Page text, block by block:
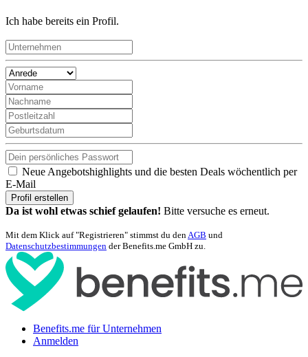
Ich habe bereits ein Profil.
Neue Angebotshighlights und die besten Deals wöchentlich per
E-Mail
Profil erstellen
Da ist wohl etwas schief gelaufen! Bitte versuche es erneut.
Mit dem Klick auf "Registrieren" stimmst du denAGB und
Datenschutzbestimmungen der Benefits.me GmbH zu.
Benefits.me für Unternehmen
Anmelden